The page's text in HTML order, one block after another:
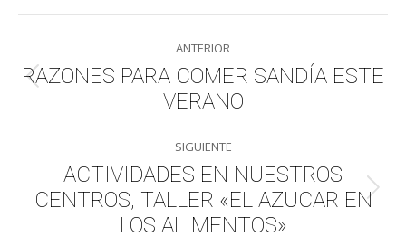
WhatsAppLinkedInFacebook
X
Navegación
entre
publicaciones
ANTERIOR
Publicación
anterior:
RAZONES PARA COMER SANDÍA ESTE
VERANO
SIGUIENTE
Publicación
siguiente:
ACTIVIDADES EN NUESTROS
CENTROS, TALLER «EL AZUCAR EN
LOS ALIMENTOS»